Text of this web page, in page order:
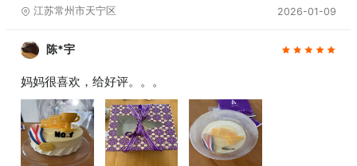
江苏常州市天宁区 2026-01-09
陈*宇
妈妈很喜欢，给好评。。。